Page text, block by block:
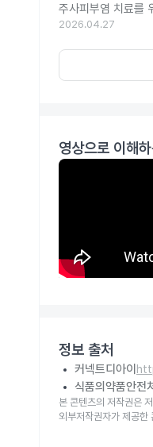
주사피부염 치료를
2026.04.27
영상으로 이해
정보 출처
커넥트디아이
식품의약품안전
본 콘텐츠의 저작권은
외부저작권자가 제공한